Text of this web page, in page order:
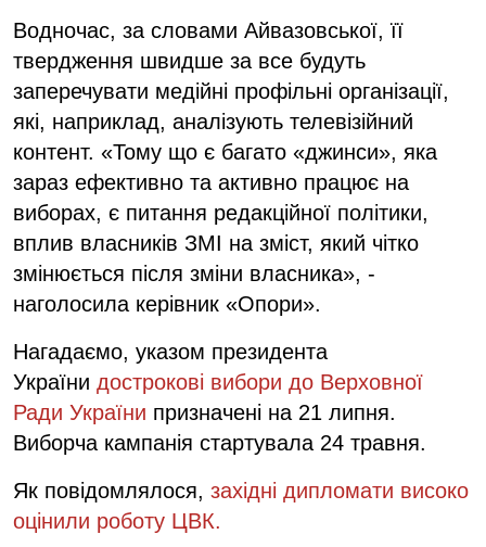
Водночас, за словами Айвазовської, її
твердження швидше за все будуть
заперечувати медійні профільні організації,
які, наприклад, аналізують телевізійний
контент. «Тому що є багато «джинси», яка
зараз ефективно та активно працює на
виборах, є питання редакційної політики,
вплив власників ЗМІ на зміст, який чітко
змінюється після зміни власника», -
наголосила керівник «Опори».
Нагадаємо, указом президента
України дострокові вибори до Верховної
Ради України призначені на 21 липня.
Виборча кампанія стартувала 24 травня.
Як повідомлялося, західні дипломати високо
оцінили роботу ЦВК.